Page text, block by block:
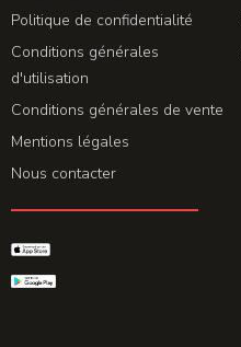
Politique de confidentialité
Conditions générales
d'utilisation
Conditions générales de vente
Mentions légales
Nous contacter